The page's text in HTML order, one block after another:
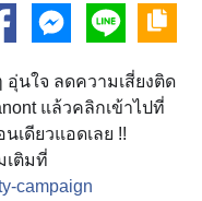
อุ่นใจ ลดความเสี่ยงติด
แล้วคลิกเข้าไปที่
เดียวแอดเลย !!
เติมที่
campaign